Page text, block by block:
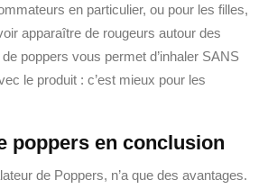
en particulier, ou pour les filles,
apparaître de rougeurs autour des
de poppers vous permet d’inhaler SANS
le produit : c’est mieux pour les
poppers en conclusion
de Poppers, n’a que des avantages.